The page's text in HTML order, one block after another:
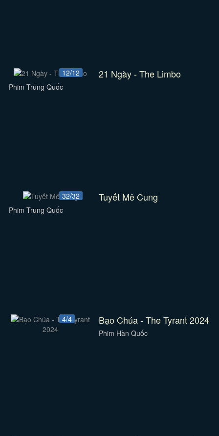
12/12 21 Ngày - The Limbo
Phim Trung Quốc
32/32 Tuyết Mê Cung
Phim Trung Quốc
4/4 Bạo Chúa - The Tyrant 2024
Phim Hàn Quốc